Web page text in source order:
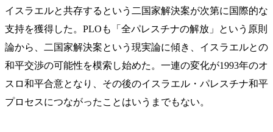
イスラエルと共存するという二国家解決案が次第に国際的な
支持を獲得した。PLOも「全パレスチナの解放」という原則
論から、二国家解決案という現実論に傾き、イスラエルとの
和平交渉の可能性を模索し始めた。一連の変化が1993年のオ
スロ和平合意となり、その後のイスラエル・パレスチナ和平
プロセスにつながったことはいうまでもない。